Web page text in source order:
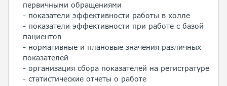
первичными обращениями
- показатели эффективности работы в холле
- показатели эффективности при работе с базой
пациентов
- нормативные и плановые значения различных
показателей
- организация сбора показателей на регистратуре
- статистические отчеты о работе